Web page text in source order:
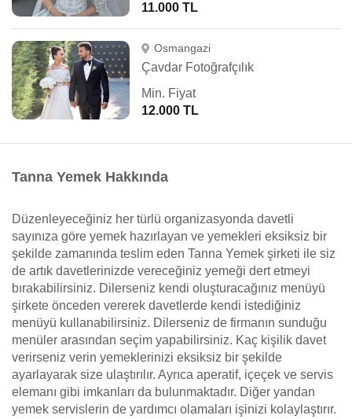
11.000 TL
Osmangazi
Çavdar Fotoğrafçılık
Min. Fiyat
12.000 TL
Tanna Yemek Hakkında
Düzenleyeceğiniz her türlü organizasyonda davetli
sayınıza göre yemek hazırlayan ve yemekleri eksiksiz bir
şekilde zamanında teslim eden Tanna Yemek şirketi ile siz
de artık davetlerinizde vereceğiniz yemeği dert etmeyi
bırakabilirsiniz. Dilerseniz kendi oluşturacağınız menüyü
şirkete önceden vererek davetlerde kendi istediğiniz
menüyü kullanabilirsiniz. Dilerseniz de firmanın sunduğu
menüler arasından seçim yapabilirsiniz. Kaç kişilik davet
verirseniz verin yemeklerinizi eksiksiz bir şekilde
ayarlayarak size ulaştırılır. Ayrıca aperatif, içeçek ve servis
elemanı gibi imkanları da bulunmaktadır. Diğer yandan
yemek servislerin de yardımcı olamaları işinizi kolaylaştırır.